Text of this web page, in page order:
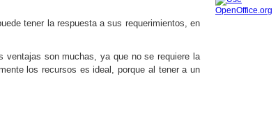
tener la respuesta a sus requerimientos, en
ventajas son muchas, ya que no se requiere la
los recursos es ideal, porque al tener a un